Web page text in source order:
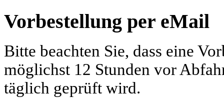
Vorbestellung per eMail
Bitte beachten Sie, dass eine
möglichst 12 Stunden vor
täglich geprüft wird.